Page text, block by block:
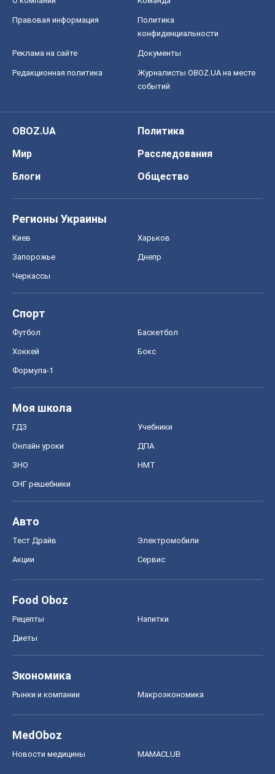
Правовая информация
Политика
конфиденциальности
Реклама на сайте Документы
Редакционная политика
Журналисты OBOZ.UA на месте
событий
OBOZ.UA
Политика
Мир
Расследования
Блоги
Общество
Регионы Украины
Киев Харьков
Запорожье Днепр
Черкассы
Спорт
Футбол Баскетбол
Хоккей Бокс
Формула-1
Моя школа
ГДЗ Учебники
Онлайн уроки ДПА
ЗНО НМТ
СНГ решебники
Авто
Тест Драйв Электромобили
Акции Сервис
Food Oboz
Рецепты Напитки
Диеты
Экономика
Рынки и компании Mакроэкономика
MedOboz
Новости медицины MAMACLUB